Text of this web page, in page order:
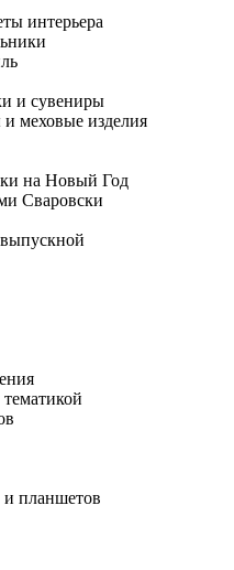
интерьера
и сувениры
меховые изделия
на Новый Год
Сваровски
и планшетов